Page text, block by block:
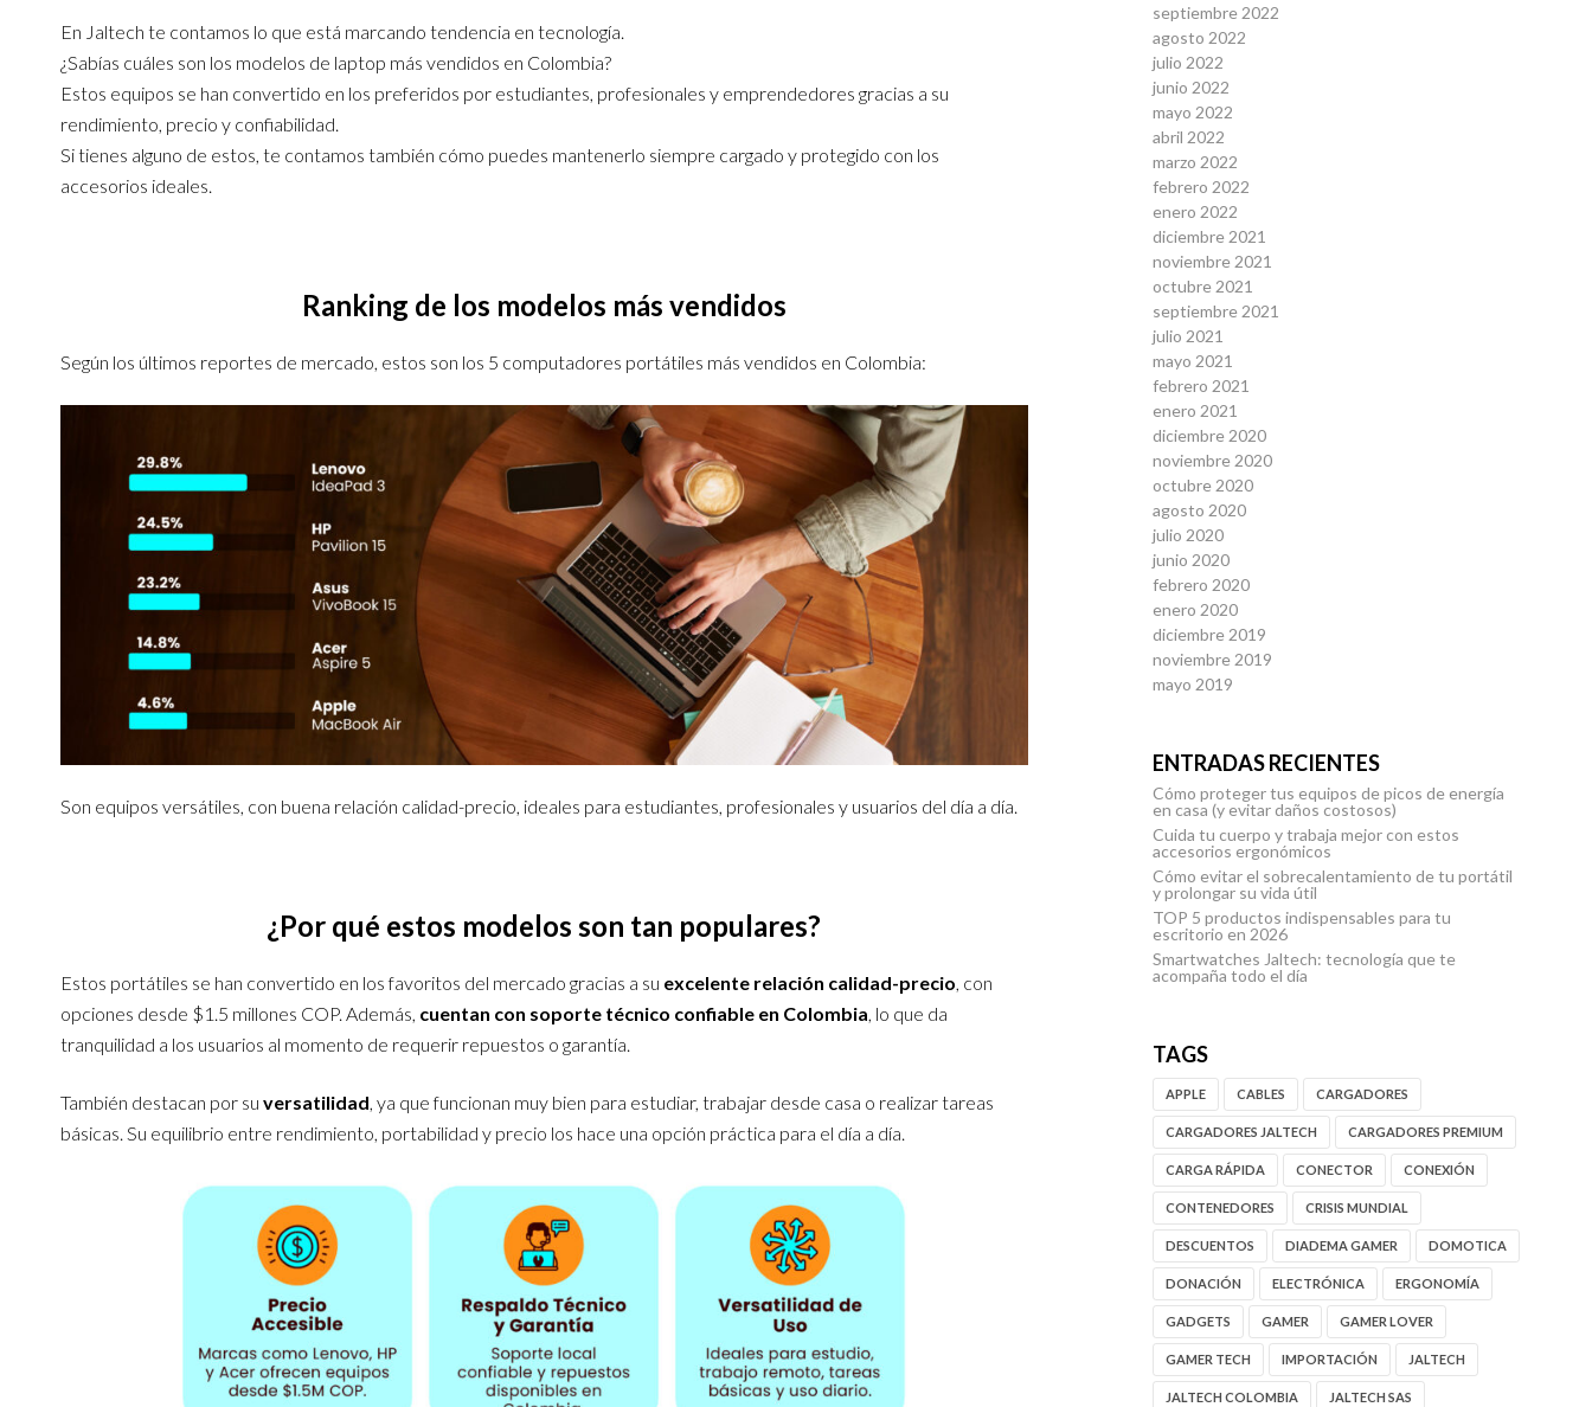
En Jaltech te contamos lo que está marcando tendencia en tecnología.
¿Sabías cuáles son los modelos de laptop más vendidos en Colombia?
Estos equipos se han convertido en los preferidos por estudiantes, profesionales y emprendedores gracias a su
rendimiento, precio y confiabilidad.
Si tienes alguno de estos, te contamos también cómo puedes mantenerlo siempre cargado y protegido con los
accesorios ideales.
Ranking de los modelos más vendidos
Según los últimos reportes de mercado, estos son los 5 computadores portátiles más vendidos en Colombia:
Son equipos versátiles, con buena relación calidad-precio, ideales para estudiantes, profesionales y usuarios del día a día.
¿Por qué estos modelos son tan populares?
Estos portátiles se han convertido en los favoritos del mercado gracias a su excelente relación calidad-precio, con
opciones desde $1.5 millones COP. Además, cuentan con soporte técnico confiable en Colombia, lo que da
tranquilidad a los usuarios al momento de requerir repuestos o garantía.
También destacan por su versatilidad , ya que funcionan muy bien para estudiar, trabajar desde casa o realizar tareas
básicas. Su equilibrio entre rendimiento, portabilidad y precio los hace una opción práctica para el día a día.
septiembre 2022
agosto 2022
julio 2022
junio 2022
mayo 2022
abril 2022
marzo 2022
febrero 2022
enero 2022
diciembre 2021
noviembre 2021
octubre 2021
septiembre 2021
julio 2021
mayo 2021
febrero 2021
enero 2021
diciembre 2020
noviembre 2020
octubre 2020
agosto 2020
julio 2020
junio 2020
febrero 2020
enero 2020
diciembre 2019
noviembre 2019
mayo 2019
ENTRADAS RECIENTES
Cómo proteger tus equipos de picos de energía
en casa (y evitar daños costosos)
Cuida tu cuerpo y trabaja mejor con estos
accesorios ergonómicos
Cómo evitar el sobrecalentamiento de tu portátil
y prolongar su vida útil
TOP 5 productos indispensables para tu
escritorio en 2026
Smartwatches Jaltech: tecnología que te
acompaña todo el día
TAGS
APPLE CABLES CARGADORES
CARGADORES JALTECH CARGADORES PREMIUM
CARGA RÁPIDA CONECTOR CONEXIÓN
CONTENEDORES CRISIS MUNDIAL
DESCUENTOS DIADEMA GAMER DOMOTICA
DONACIÓN ELECTRÓNICA ERGONOMÍA
GADGETS GAMER GAMER LOVER
GAMER TECH IMPORTACIÓN JALTECH
JALTECH COLOMBIA JALTECH SAS